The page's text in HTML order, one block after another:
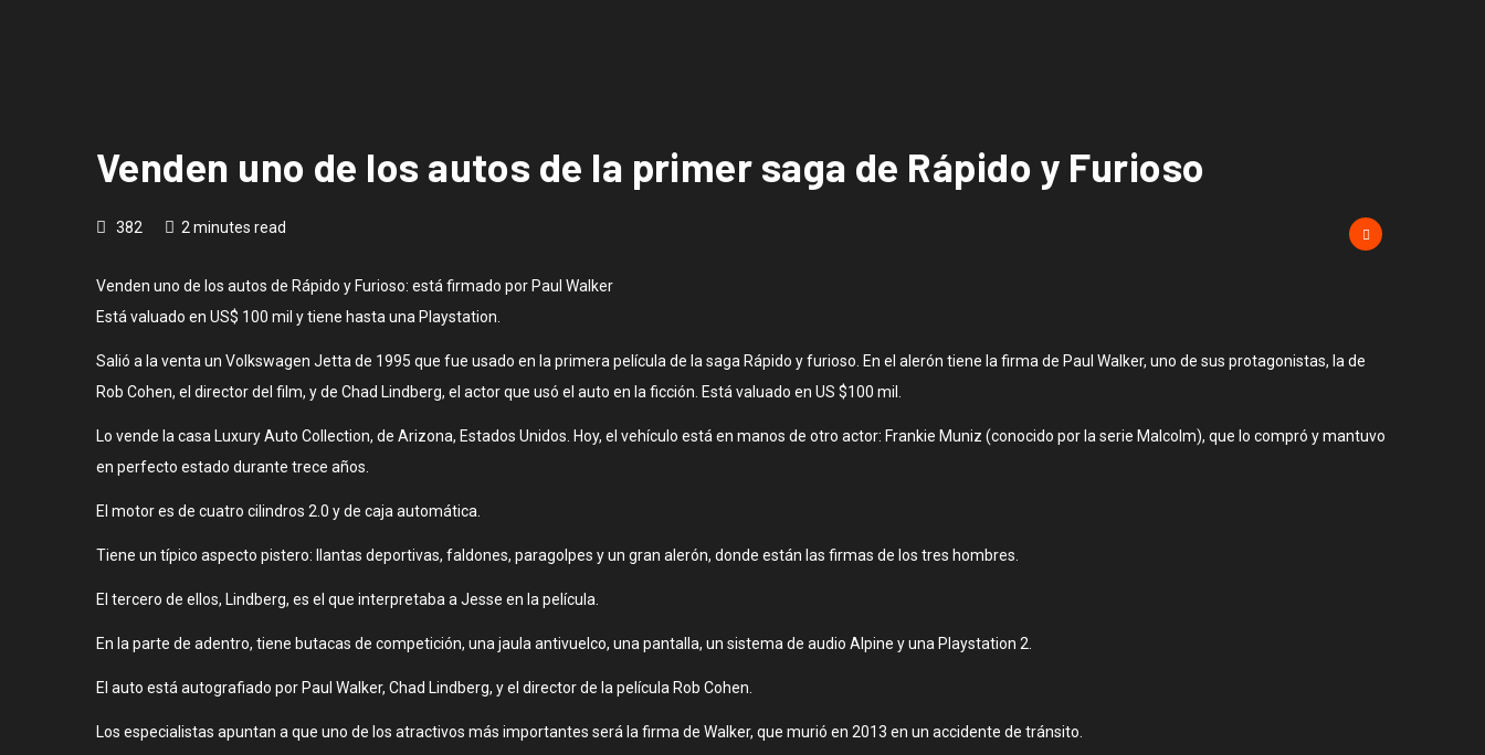
Venden uno de los autos de la primer saga de Rápido y Furioso
382 2 minutes read
Venden uno de los autos de Rápido y Furioso: está firmado por Paul Walker
Está valuado en US$ 100 mil y tiene hasta una Playstation.
Salió a la venta un Volkswagen Jetta de 1995 que fue usado en la primera película de la saga Rápido y furioso. En el alerón tiene la firma de Paul Walker, uno de sus protagonistas, la de
Rob Cohen, el director del film, y de Chad Lindberg, el actor que usó el auto en la ficción. Está valuado en US $100 mil.
Lo vende la casa Luxury Auto Collection, de Arizona, Estados Unidos. Hoy, el vehículo está en manos de otro actor: Frankie Muniz (conocido por la serie Malcolm), que lo compró y mantuvo
en perfecto estado durante trece años.
El motor es de cuatro cilindros 2.0 y de caja automática.
Tiene un típico aspecto pistero: llantas deportivas, faldones, paragolpes y un gran alerón, donde están las firmas de los tres hombres.
El tercero de ellos, Lindberg, es el que interpretaba a Jesse en la película.
En la parte de adentro, tiene butacas de competición, una jaula antivuelco, una pantalla, un sistema de audio Alpine y una Playstation 2.
El auto está autografiado por Paul Walker, Chad Lindberg, y el director de la película Rob Cohen.
Los especialistas apuntan a que uno de los atractivos más importantes será la firma de Walker, que murió en 2013 en un accidente de tránsito.